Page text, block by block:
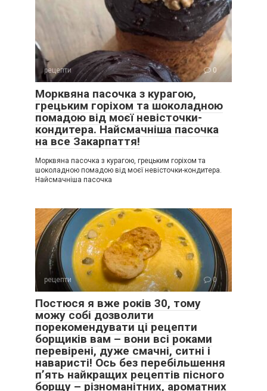
рецепти 0
Морквяна пасочка з курагою,
грецьким горіхом та шоколадною
помадою від моєї невісточки-
кондитера. Найсмачніша пасочка
на все Закарпаття!
Морквяна пасочка з курагою, грецьким горіхом та
шоколадною помадою від моєї невісточки-кондитера.
Найсмачніша пасочка
рецепти 0
Постюся я вже років 30, тому
можу собі дозволити
порекомендувати ці рецепти
борщиків вам – вони всі роками
перевірені, дуже смачні, ситні і
наваристі! Ось без перебільшення
п’ять найкращих рецептів пісного
борщу – різноманітних, ароматних